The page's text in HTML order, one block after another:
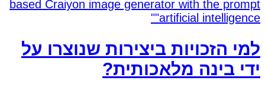
למי הזכויות ביצירות שנוצרו על
ידי בינה מלאכותית?